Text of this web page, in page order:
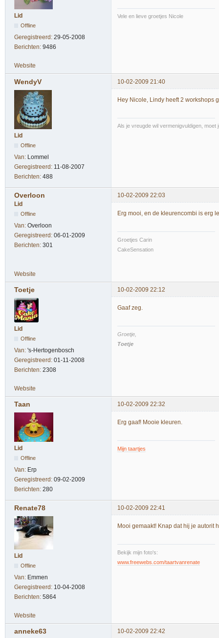
Lid
Offline
Geregistreerd: 29-05-2008
Berichten: 9486
Vele en lieve groetjes Nicole
Website
WendyV 10-02-2009 21:40
Lid
Offline
Van: Lommel
Geregistreerd: 11-08-2007
Berichten: 488
Hey Nicole, Lindy heeft 2 workshops
Als je vreugde wil vermenigvuldigen, moet
Overloon
10-02-2009 22:03
Lid
Offline
Van: Overloon
Geregistreerd: 06-01-2009
Berichten: 301
Erg mooi, en de kleurencombi is erg
Groetjes Carin
CakeSensation
Website
Toetje 10-02-2009 22:12
Lid
Offline
Van: 's-Hertogenbosch
Geregistreerd: 01-11-2008
Berichten: 2308
Gaaf zeg.
Groetje,
Toetje
Website
Taan 10-02-2009 22:32
Lid
Offline
Van: Erp
Geregistreerd: 09-02-2009
Berichten: 280
Erg gaaf! Mooie kleuren.
Mijn taartjes
Renate78 10-02-2009 22:41
Lid
Offline
Van: Emmen
Geregistreerd: 10-04-2008
Berichten: 5864
Mooi gemaakt! Knap dat hij je autorit
Bekijk mijn foto's:
www.freewebs.com/taartvanrenate
Website
anneke63 10-02-2009 22:42